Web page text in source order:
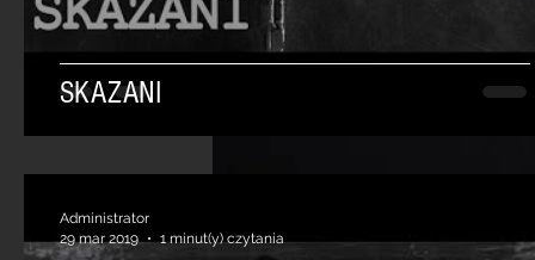
SKAZANI
Administrator
29 mar 2019
1 minut(y) czytania